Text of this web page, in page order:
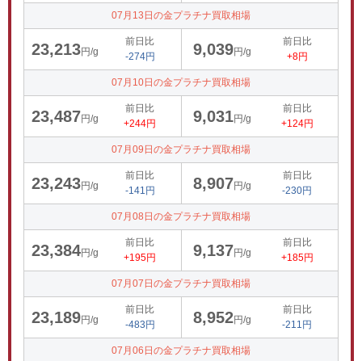
07月13日の金プラチナ買取相場
23,213円/g
前日比
-274円
9,039円/g
前日比
+8円
07月10日の金プラチナ買取相場
23,487円/g
前日比
+244円
9,031円/g
前日比
+124円
07月09日の金プラチナ買取相場
23,243円/g
前日比
-141円
8,907円/g
前日比
-230円
07月08日の金プラチナ買取相場
23,384円/g
前日比
+195円
9,137円/g
前日比
+185円
07月07日の金プラチナ買取相場
23,189円/g
前日比
-483円
8,952円/g
前日比
-211円
07月06日の金プラチナ買取相場